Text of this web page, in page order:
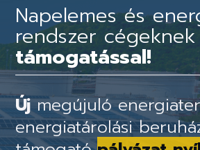
Napelemes és
rendszer
támogatással!
Újmegújuló
energiatárolási